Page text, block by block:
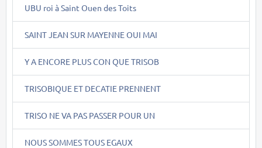
UBU roi à Saint Ouen des Toits
SAINT JEAN SUR MAYENNE OUI MAI
Y A ENCORE PLUS CON QUE TRISOB
TRISOBIQUE ET DECATIE PRENNENT
TRISO NE VA PAS PASSER POUR UN
NOUS SOMMES TOUS EGAUX